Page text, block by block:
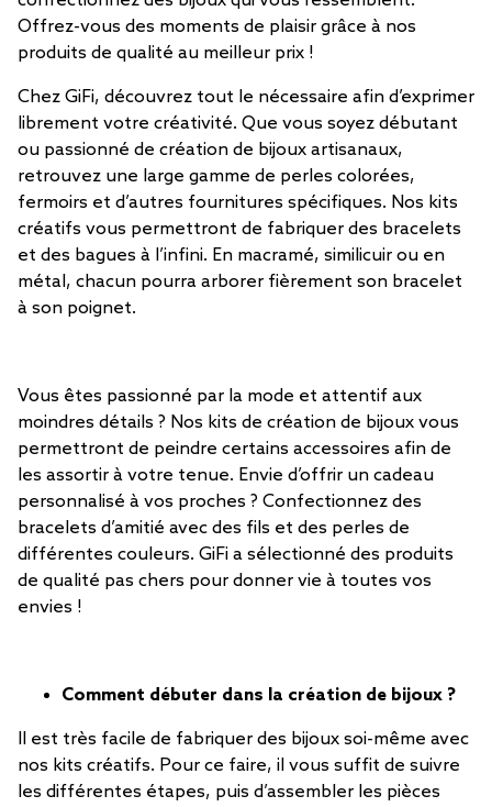
Offrez-vous des moments de plaisir grâce à nos
produits de qualité au meilleur prix !
Chez GiFi, découvrez tout le nécessaire afin d’exprimer
librement votre créativité. Que vous soyez débutant
ou passionné de création de bijoux artisanaux,
retrouvez une large gamme de perles colorées,
fermoirs et d’autres fournitures spécifiques. Nos kits
créatifs vous permettront de fabriquer des bracelets
et des bagues à l’infini. En macramé, similicuir ou en
métal, chacun pourra arborer fièrement son bracelet
à son poignet.
Vous êtes passionné par la mode et attentif aux
moindres détails ? Nos kits de création de bijoux vous
permettront de peindre certains accessoires afin de
les assortir à votre tenue. Envie d’offrir un cadeau
personnalisé à vos proches ? Confectionnez des
bracelets d’amitié avec des fils et des perles de
différentes couleurs. GiFi a sélectionné des produits
de qualité pas chers pour donner vie à toutes vos
envies !
Comment débuter dans la création de bijoux ?
Il est très facile de fabriquer des bijoux soi-même avec
nos kits créatifs. Pour ce faire, il vous suffit de suivre
les différentes étapes, puis d’assembler les pièces